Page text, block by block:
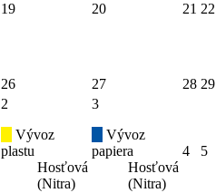
19 20 21 22
26 27 28 29
2
Vývoz
plastu
Hosťová
(Nitra)
3
Vývoz
papiera
Hosťová
(Nitra)
4 5